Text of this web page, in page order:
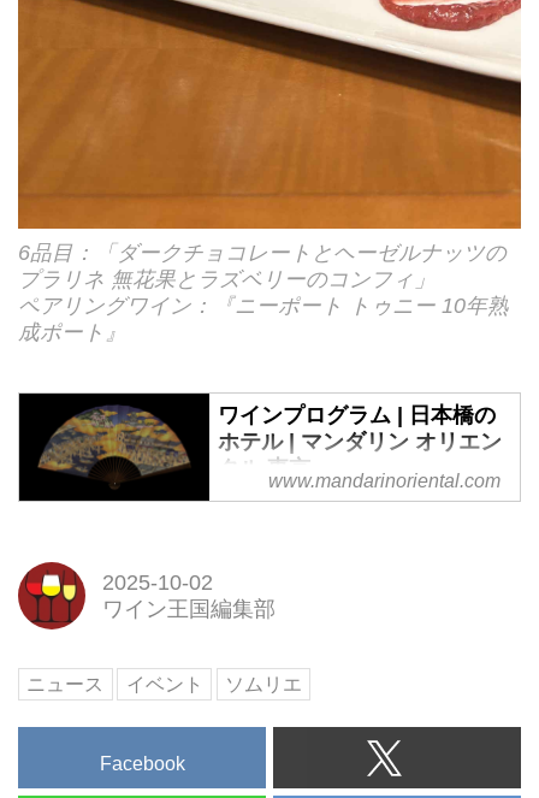
6品目：「ダークチョコレートとヘーゼルナッツの
プラリネ 無花果とラズベリーのコンフィ」
ペアリングワイン：『ニーポート トゥニー 10年熟
成ポート』
ワインプログラム | 日本橋の
ホテル | マンダリン オリエン
タル 東京
マンダリン オリエンタル 東京で
グラムのテーマは、
ル）』。
www.mandarinoriental.com
2025-10-02
ワイン王国編集部
ニュース イベント ソムリエ
Facebook